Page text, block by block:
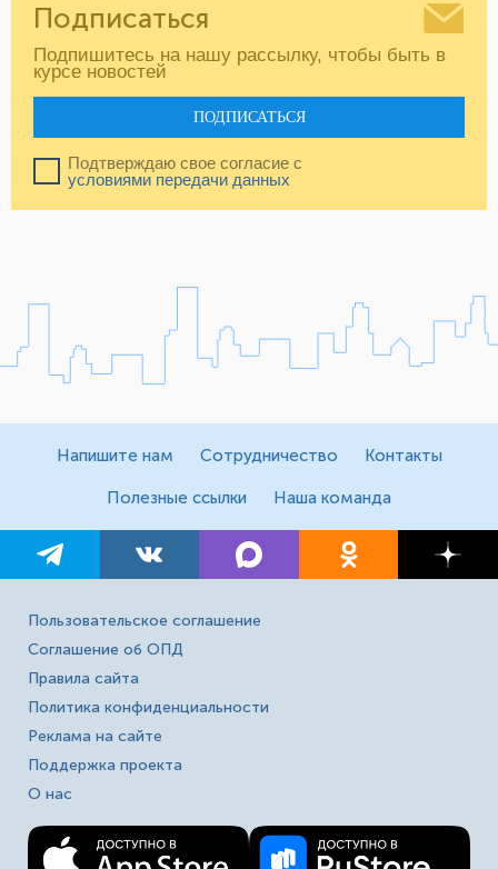
Подписаться
Подпишитесь на нашу рассылку, чтобы быть в
курсе новостей
ПОДПИСАТЬСЯ
Подтверждаю свое согласие с
условиями передачи данных
Напишите нам Сотрудничество Контакты
Полезные ссылки Наша команда
Пользовательское соглашение
Соглашение об ОПД
Правила сайта
Политика конфиденциальности
Реклама на сайте
Поддержка проекта
О нас